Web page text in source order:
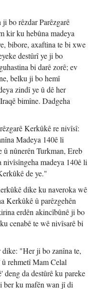
bo rêzdar Parêzgarê
kir ku hebûna madeya
bibore, axaftina te bi xwe
destûrî ye ji bo
bi darê zorê; ev
belku ji bo hemî
zindî ye û dê her
bimîne. Dadgeha
Kerkûkê re nivîsî:
Madeya 140ê li
û nûnerên Turkman, Ereb
madeya 140ê li
de ye."
dike ku naveroka wê
Kerkûkê û parêzgehên
erdên akincîbûnê ji bo
cenabê te wê nivîsarê bi
"Her ji bo zanîna te,
rehmetî Mam Celal
da destûrê ku pareke
ber ku mafên wan jî di